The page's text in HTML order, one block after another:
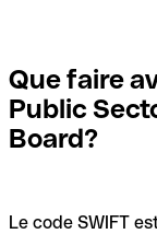
Que faire
Public
Board?
Le code SWIFT